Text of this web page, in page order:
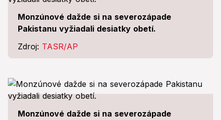
Monzúnové dažde si na severozápade
Pakistanu vyžiadali desiatky obetí.
Zdroj: TASR/AP
Monzúnové dažde si na severozápade